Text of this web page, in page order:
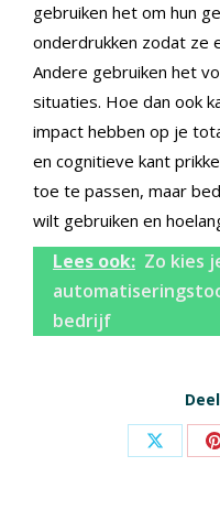
gebruiken het om hun
onderdrukken zodat ze
Andere gebruiken het
situaties. Hoe dan ook
impact hebben op je
en cognitieve kant
toe te passen, maar
wilt gebruiken en
Lees ook: Zo kies
bedrijf
Share